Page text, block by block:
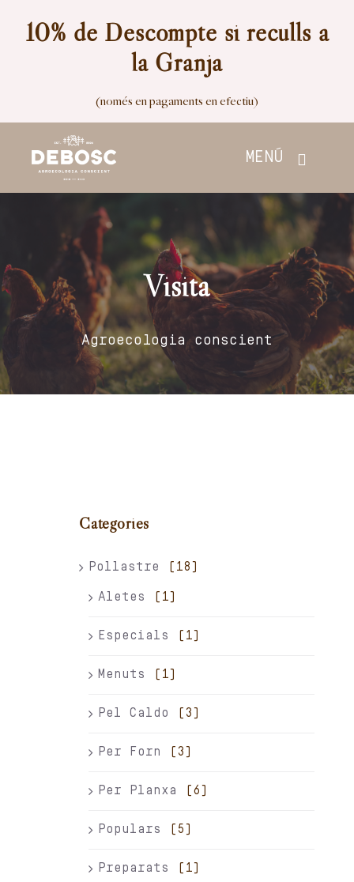
10% de Descompte si reculls a
la Granja
(només en pagaments en efectiu)
MENÚ
Nosaltres
Carret
Visita
Agroecologia conscient
Categories
Pollastre (18)
Aletes (1)
Especials (1)
Menuts (1)
Pel Caldo (3)
Per Forn (3)
Per Planxa (6)
Populars (5)
Preparats (1)